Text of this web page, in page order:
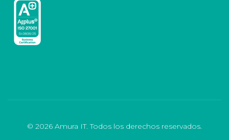
© 2026 Amura IT. Todos los derechos reservados.